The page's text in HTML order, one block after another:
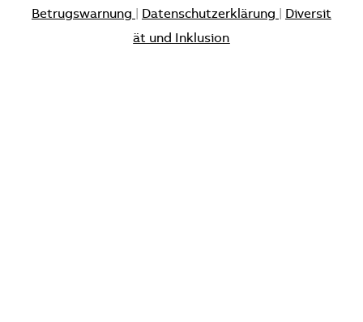
Betrugswarnung Datenschutzerklärung
Diversit
ät und Inklusion